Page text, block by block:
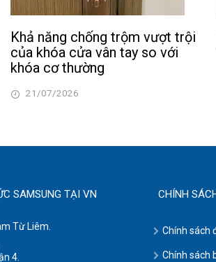
Khả năng chống trộm vượt trội
của khóa cửa vân tay so với
khóa cơ thường
21/07/2026
SAMSUNG TẠI VN
Từ Liêm.
4.
CHÍNH
Chính sách
Chính sách